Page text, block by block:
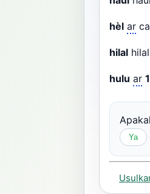
hèl ar
hilal hilal
hulu ar 1
Ya